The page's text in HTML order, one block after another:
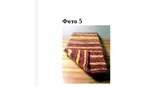
Фото 5